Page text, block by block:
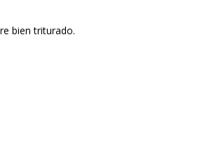
bien triturado.